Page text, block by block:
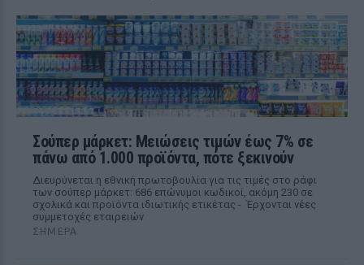
Σούπερ μάρκετ: Μειώσεις τιμών έως 7% σε
πάνω από 1.000 προϊόντα, πότε ξεκινούν
Διευρύνεται η εθνική πρωτοβουλία για τις τιμές στο ράφι
των σούπερ μάρκετ: 686 επώνυμοι κωδικοί, ακόμη 230 σε
σχολικά και προϊόντα ιδιωτικής ετικέτας - Έρχονται νέες
συμμετοχές εταιρειών
ΣΉΜΕΡΑ